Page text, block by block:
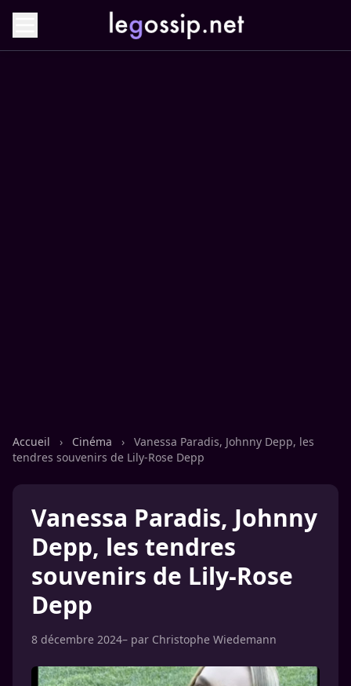
Accueil › Cinéma ›
Vanessa Paradis, Johnny Depp, les
tendres souvenirs de Lily-Rose Depp
Vanessa Paradis, Johnny
Depp, les tendres
souvenirs de Lily-Rose
Depp
8 décembre 2024– par Christophe Wiedemann